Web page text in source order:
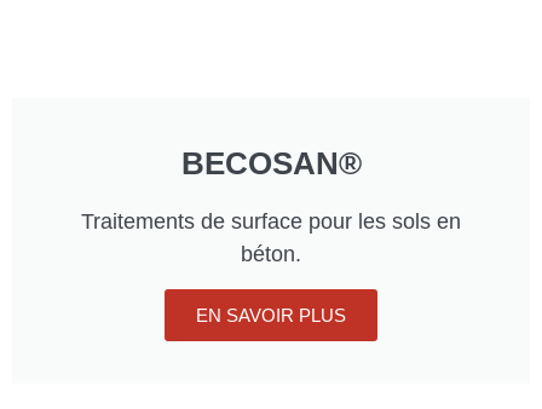
BECOSAN®
Traitements de surface pour les sols en
béton.
EN SAVOIR PLUS